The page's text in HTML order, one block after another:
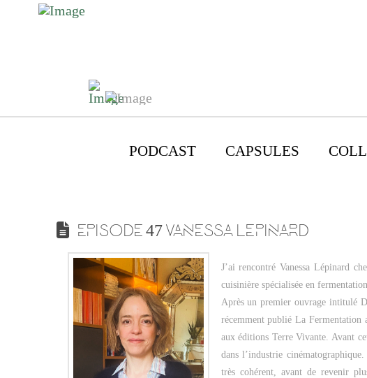
PODCAST CAPSULES
EPISODE 47 VANESSA LEPINARD
J’ai rencontré Vanessa Lépinard
cuisinière spécialisée en
Après un premier ouvrage intitulé
récemment publié La Fermentation
aux éditions Terre Vivante. Avant
dans l’industrie
très cohérent, avant de revenir